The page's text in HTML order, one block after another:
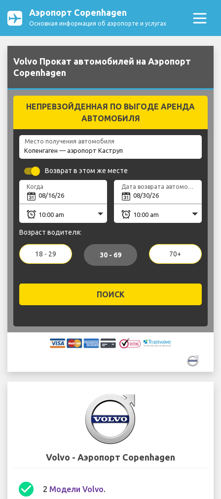
Аэропорт Copenhagen
Основная информация об аэропорте и услугах
Volvo Прокат автомобилей на Аэропорт
Copenhagen
НЕПРЕВЗОЙДЕННАЯ ПО ВЫГОДЕ АРЕНДА
АВТОМОБИЛЯ
Место получения автомобиля
Возврат в этом же месте
Когда Дата возврата автомобиля
Возраст водителя:
18 - 29 30 - 69 70+
ПОИСК
Volvo - Аэропорт Copenhagen
check_circle 2 Модели Volvo.